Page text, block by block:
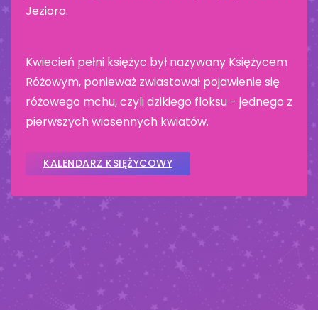
Jezioro.
Kwiecień pełni księżyc był nazywany Księżycem
Różowym, ponieważ zwiastował pojawienie się
różowego mchu, czyli dzikiego floksu - jednego z
pierwszych wiosennych kwiatów.
KALENDARZ KSIĘŻYCOWY